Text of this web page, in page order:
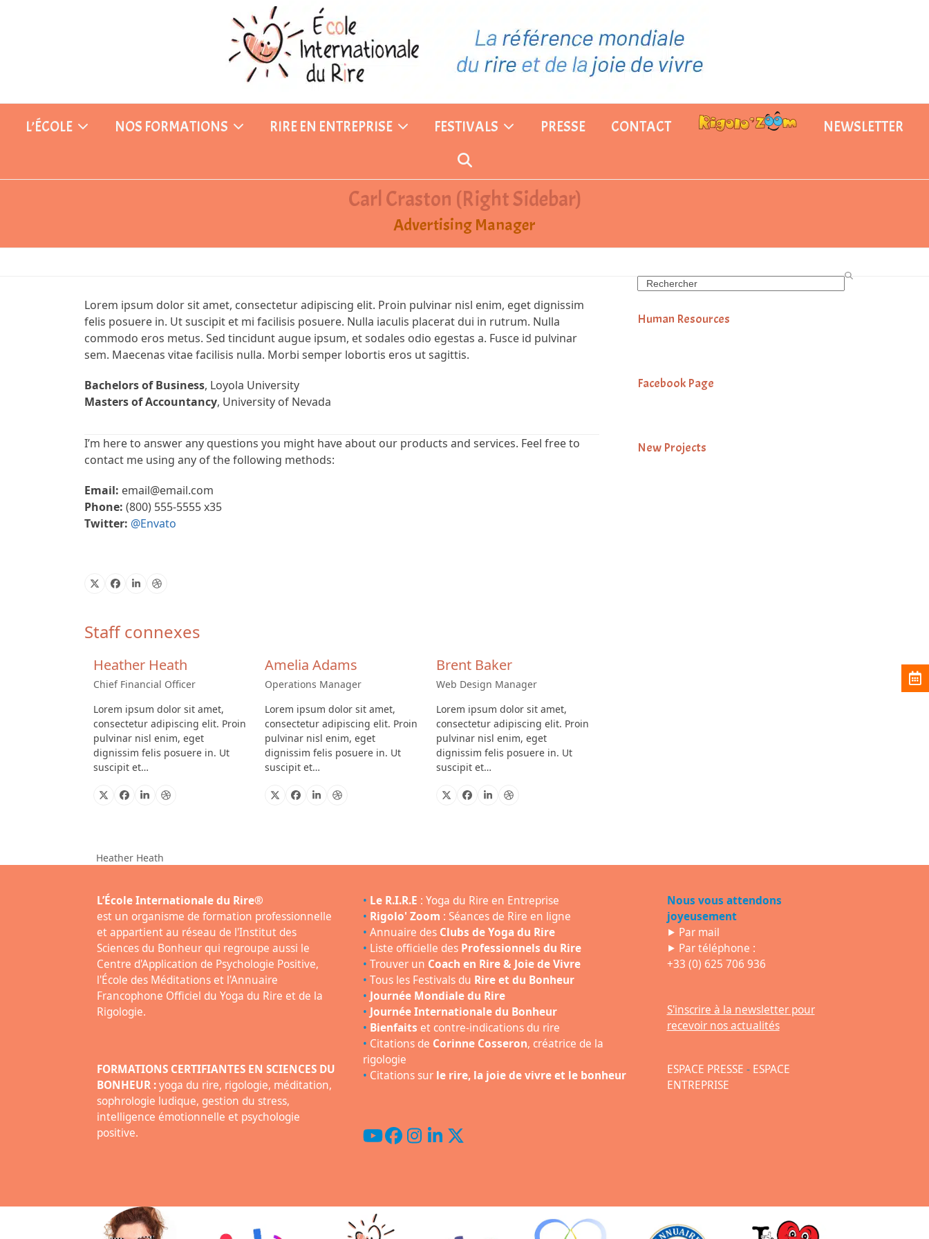
L’ÉCOLE NOS FORMATIONS RIRE EN ENTREPRISE FESTIVALS PRESSE CONTACT NEWSLETTER
Carl Craston (Right Sidebar)
Advertising Manager
Lorem ipsum dolor sit amet, consectetur adipiscing elit. Proin pulvinar nisl enim, eget dignissim
felis posuere in. Ut suscipit et mi facilisis posuere. Nulla iaculis placerat dui in rutrum. Nulla
commodo eros metus. Sed tincidunt augue ipsum, et sodales odio egestas a. Fusce id pulvinar
sem. Maecenas vitae facilisis nulla. Morbi semper lobortis eros ut sagittis.
Bachelors of Business, Loyola University
Masters of Accountancy, University of Nevada
I’m here to answer any questions you might have about our products and services. Feel free to
contact me using any of the following methods:
Email: email@email.com
Phone: (800) 555-5555 x35
Twitter: @Envato
X Facebook
LinkedinDribbble
Staff connexes
Heather Heath
Chief Financial Officer
Lorem ipsum dolor sit amet,
consectetur adipiscing elit. Proin
pulvinar nisl enim, eget
dignissim felis posuere in. Ut
suscipit et…
X Facebook
LinkedinDribbble
Amelia Adams
Operations Manager
Lorem ipsum dolor sit amet,
consectetur adipiscing elit. Proin
pulvinar nisl enim, eget
dignissim felis posuere in. Ut
suscipit et…
X Facebook
LinkedinDribbble
Brent Baker
Web Design Manager
Lorem ipsum dolor sit amet,
consectetur adipiscing elit. Proin
pulvinar nisl enim, eget
dignissim felis posuere in. Ut
suscipit et…
X Facebook
LinkedinDribbble
Search
Human Resources
Facebook Page
New Projects
previous
Heather Heath
L’École Internationale du Rire®
est un organisme de formation professionnelle
et appartient au réseau de l'Institut des
Sciences du Bonheur qui regroupe aussi le
Centre d'Application de Psychologie Positive,
l'École des Méditations et l'Annuaire
Francophone Officiel du Yoga du Rire et de la
Rigologie.
FORMATIONS CERTIFIANTES EN SCIENCES DU
BONHEUR :yoga du rire, rigologie, méditation,
sophrologie ludique, gestion du stress,
intelligence émotionnelle et psychologie
positive.
• Le R.I.R.E : Yoga du Rire en Entreprise
• Rigolo' Zoom : Séances de Rire en ligne
• Annuaire des Clubs de Yoga du Rire
• Liste officielle des Professionnels du Rire
• Trouver un Coach en Rire & Joie de Vivre
• Tous les Festivals du Rire et du Bonheur
• Journée Mondiale du Rire
• Journée Internationale du Bonheur
• Bienfaits et contre-indications du rire
• Citations de Corinne Cosseron, créatrice de la
rigologie
• Citations sur le rire, la joie de vivre et le bonheur
YouTube
Facebook
Instagram
LinkedIn
Twitter
Nous vous attendons
joyeusement
⯈ Par mail
⯈ Par téléphone :
+33 (0) 625 706 936
S'inscrire à la newsletter pour
recevoir nos actualités
ESPACE PRESSE - ESPACE
ENTREPRISE